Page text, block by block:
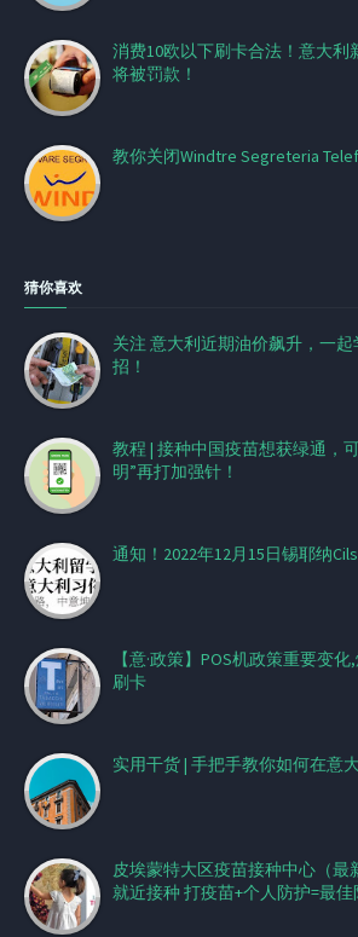
消费10欧以下刷卡合法！意大利
将被罚款！
教你关闭Windtre Segreteria
猜你喜欢
关注 意大利近期油价飙升，一
招！
教程 | 接种中国疫苗想获绿通，
明”再打加强针！
通知！2022年12月15日锡耶纳
【意·政策】POS机政策重要变
刷卡
实用干货 | 手把手教你如何在意
皮埃蒙特大区疫苗接种中心（最
就近接种 打疫苗+个人防护=最佳